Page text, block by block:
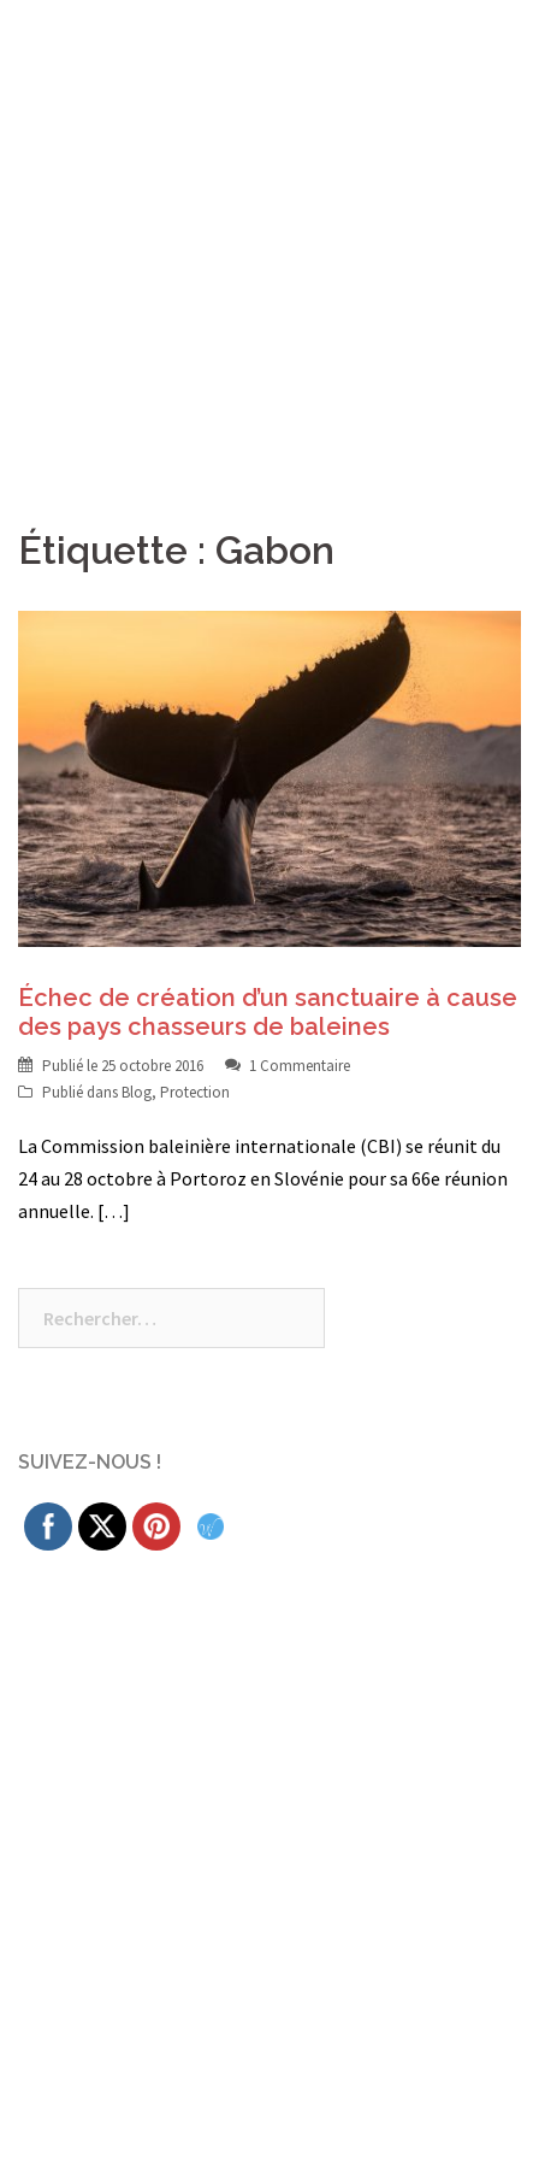
Étiquette : Gabon
Échec de création d’un sanctuaire à cause
des pays chasseurs de baleines
Publié le 25 octobre 2016
1 Commentaire
Publié dans Blog, Protection
La Commission baleinière internationale (CBI) se réunit du
24 au 28 octobre à Portoroz en Slovénie pour sa 66e réunion
annuelle. […]
SUIVEZ-NOUS !